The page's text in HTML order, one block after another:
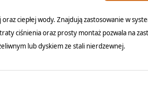
ciepłej wody. Znajdują zastosowanie w
ciśnienia oraz prosty montaż pozwala na
lub dyskiem ze stali nierdzewnej.